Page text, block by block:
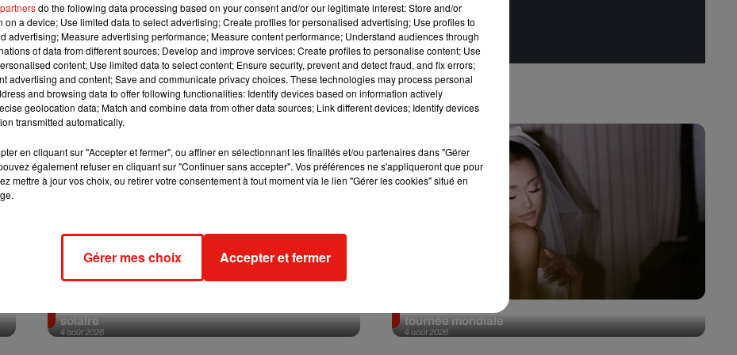
Afficher l'élément
4 août 2026
solaire
4 août 2026
Ariana Grande prendra une pause après sa
tournée mondiale
do the following data processing based on your consent and/or our legitimate interest: Store and/or
on a device; Use limited data to select advertising; Create profiles for personalised advertising; Use profiles to
advertising; Measure advertising performance; Measure content performance; Understand audiences through
of data from different sources; Develop and improve services; Create profiles to personalise content; Use
content; Use limited data to select content; Ensure security, prevent and detect fraud, and fix errors;
advertising and content; Save and communicate privacy choices. These technologies may process personal
and browsing data to offer following functionalities: Identify devices based on information actively
geolocation data; Match and combine data from other data sources; Link different devices; Identify devices
transmitted automatically.
en cliquant sur "Accepter et fermer", ou affiner en sélectionnant les finalités et/ou partenaires dans "Gérer
également refuser en cliquant sur "Continuer sans accepter". Vos préférences ne s'appliqueront que pour
mettre à jour vos choix, ou retirer votre consentement à tout moment via le lien "Gérer les cookies" situé en
Gérer mes choix Accepter et fermer